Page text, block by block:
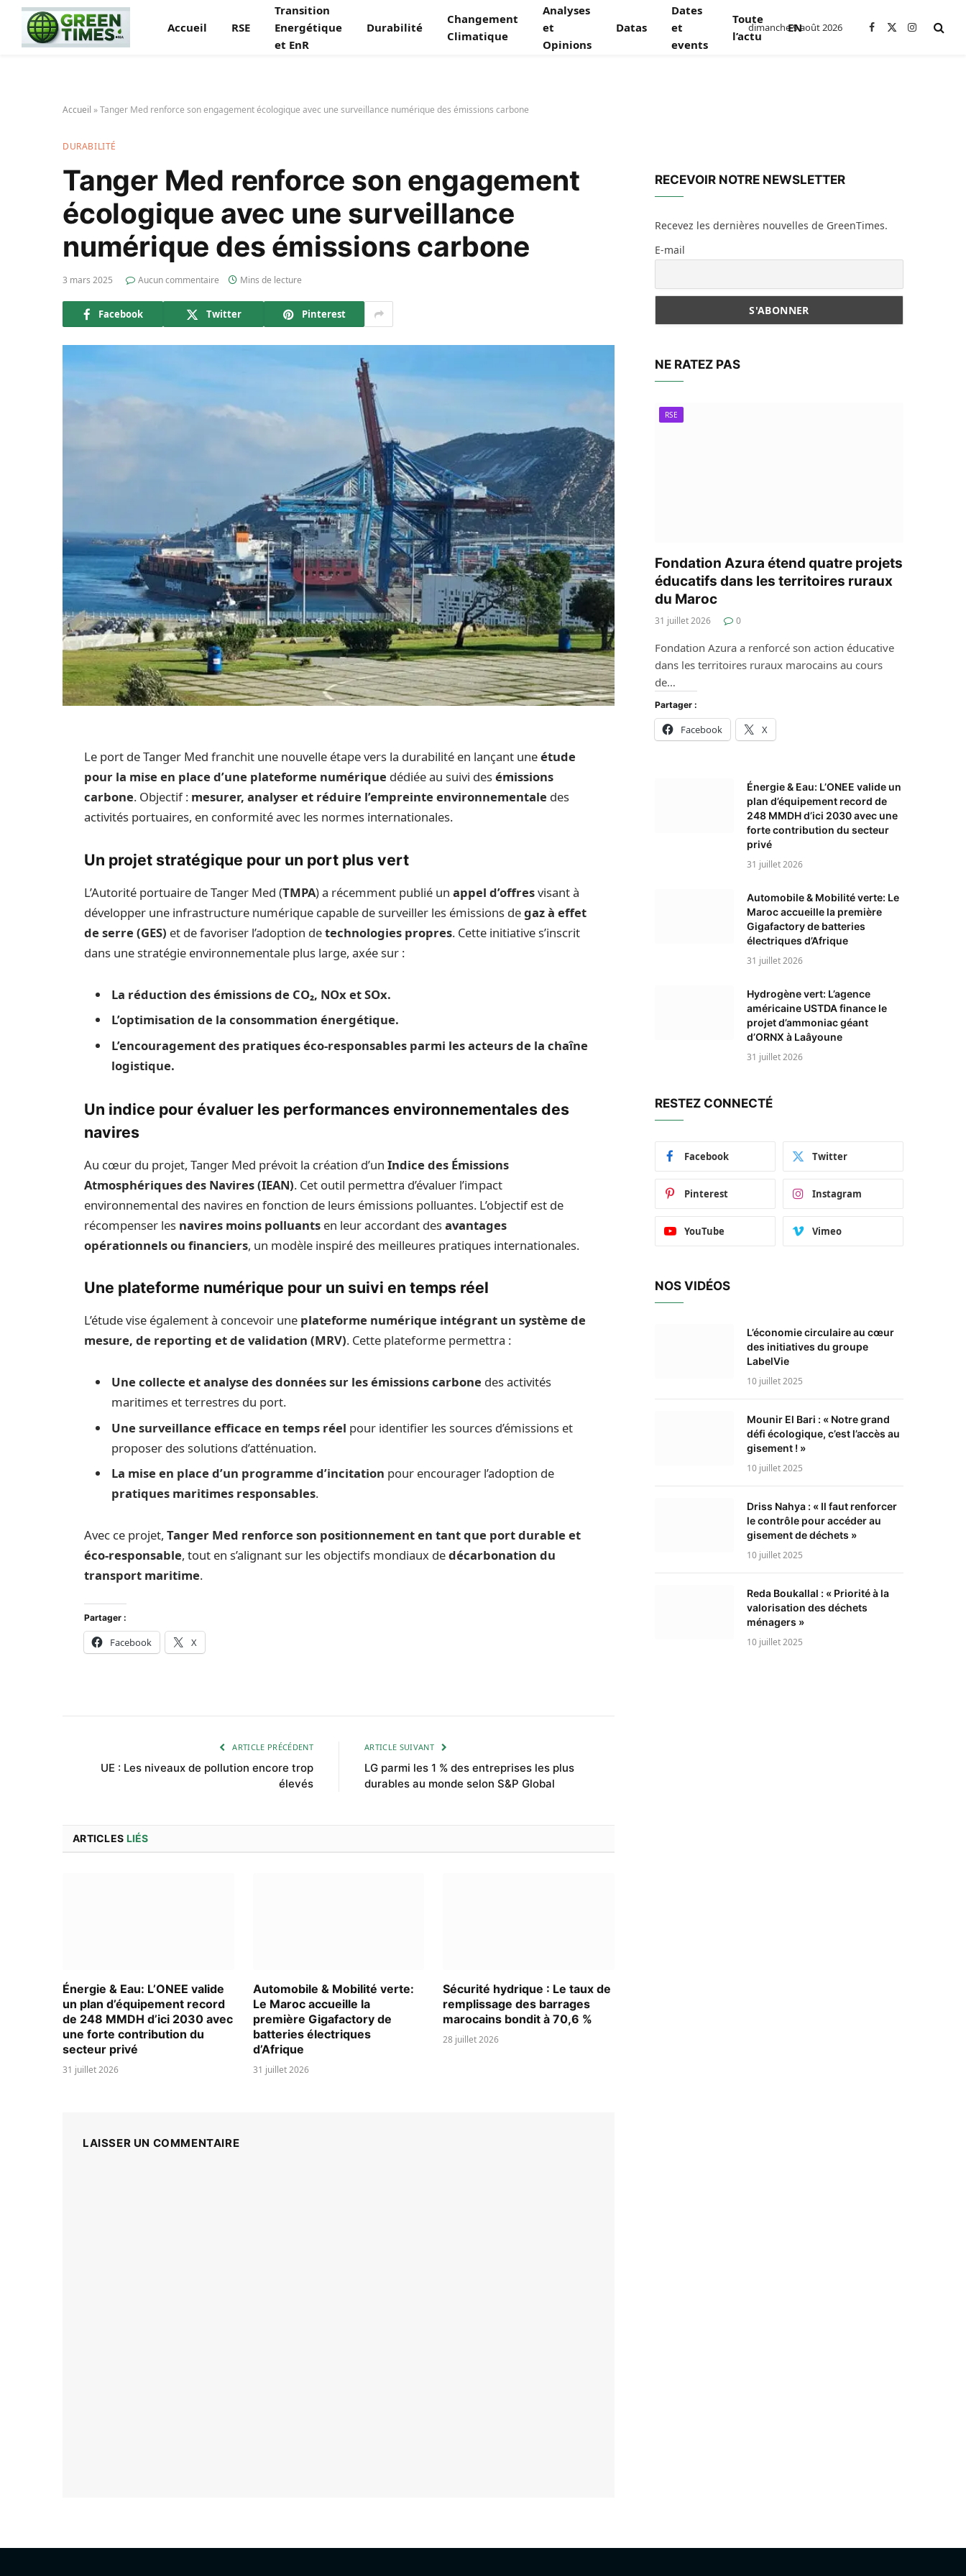
Accueil RSE
Transition
Energétique
et EnR
Durabilité
Changement
Climatique
Analyses
et
Opinions
Datas
Dates
et
events
Toute
l’actu
EN
dimanche 9 août 2026 Facebook
X
Instagram
Accueil »Tanger Med renforce son engagement écologique avec une surveillance numérique des émissions carbone
DURABILITÉ
Tanger Med renforce son engagement
écologique avec une surveillance
numérique des émissions carbone
3 mars 2025 Aucun commentaire Mins de lecture
Facebook Twitter Pinterest
Le port de Tanger Med franchit une nouvelle étape vers la durabilité en lançant uneétude
pour la mise en place d’une plateforme numérique dédiée au suivi desémissions
carbone. Objectif : mesurer, analyser et réduire l’empreinte environnementale des
activités portuaires, en conformité avec les normes internationales.
Un projet stratégique pour un port plus vert
L’Autorité portuaire de Tanger Med (TMPA) a récemment publié unappel d’offresvisant à
développer une infrastructure numérique capable de surveiller les émissions degaz à effet
de serre (GES) et de favoriser l’adoption detechnologies propres. Cette initiative s’inscrit
dans une stratégie environnementale plus large, axée sur :
La réduction des émissions de CO₂, NOx et SOx.
L’optimisation de la consommation énergétique.
L’encouragement des pratiques éco-responsables parmi les acteurs de la chaîne
logistique.
Un indice pour évaluer les performances environnementales des
navires
Au cœur du projet, Tanger Med prévoit la création d’unIndice des Émissions
Atmosphériques des Navires (IEAN). Cet outil permettra d’évaluer l’impact
environnemental des navires en fonction de leurs émissions polluantes. L’objectif est de
récompenser les navires moins polluants en leur accordant desavantages
opérationnels ou financiers, un modèle inspiré des meilleures pratiques internationales.
Une plateforme numérique pour un suivi en temps réel
L’étude vise également à concevoir une plateforme numérique intégrant un système de
mesure, de reporting et de validation (MRV). Cette plateforme permettra :
Une collecte et analyse des données sur les émissions carbone des activités
maritimes et terrestres du port.
Une surveillance efficace en temps réel pour identifier les sources d’émissions et
proposer des solutions d’atténuation.
La mise en place d’un programme d’incitation pour encourager l’adoption de
pratiques maritimes responsables.
Avec ce projet,Tanger Med renforce son positionnement en tant que port durable et
éco-responsable, tout en s’alignant sur les objectifs mondiaux dedécarbonation du
transport maritime.
Partager :
Facebook X
ARTICLE PRÉCÉDENT
UE : Les niveaux de pollution encore trop
élevés
ARTICLE SUIVANT
LG parmi les 1 % des entreprises les plus
durables au monde selon S&P Global
ARTICLES LIÉS
Énergie & Eau: L’ONEE valide
un plan d’équipement record
de 248 MMDH d’ici 2030 avec
une forte contribution du
secteur privé
31 juillet 2026
Automobile & Mobilité verte:
Le Maroc accueille la
première Gigafactory de
batteries électriques
d’Afrique
31 juillet 2026
Sécurité hydrique : Le taux de
remplissage des barrages
marocains bondit à 70,6 %
28 juillet 2026
LAISSER UN COMMENTAIRE
RECEVOIR NOTRE NEWSLETTER
Recevez les dernières nouvelles de GreenTimes.
E-mail
NE RATEZ PAS
RSE
Fondation Azura étend quatre projets
éducatifs dans les territoires ruraux
du Maroc
31 juillet 2026 0
Fondation Azura a renforcé son action éducative
dans les territoires ruraux marocains au cours
de…
Partager :
Facebook X
Énergie & Eau: L’ONEE valide un
plan d’équipement record de
248 MMDH d’ici 2030 avec une
forte contribution du secteur
privé
31 juillet 2026
Automobile & Mobilité verte: Le
Maroc accueille la première
Gigafactory de batteries
électriques d’Afrique
31 juillet 2026
Hydrogène vert: L’agence
américaine USTDA finance le
projet d’ammoniac géant
d’ORNX à Laâyoune
31 juillet 2026
RESTEZ CONNECTÉ
Facebook Twitter
Pinterest Instagram
YouTube Vimeo
NOS VIDÉOS
L’économie circulaire au cœur
des initiatives du groupe
LabelVie
10 juillet 2025
Mounir El Bari : « Notre grand
défi écologique, c’est l’accès au
gisement ! »
10 juillet 2025
Driss Nahya : « Il faut renforcer
le contrôle pour accéder au
gisement de déchets »
10 juillet 2025
Reda Boukallal : « Priorité à la
valorisation des déchets
ménagers »
10 juillet 2025